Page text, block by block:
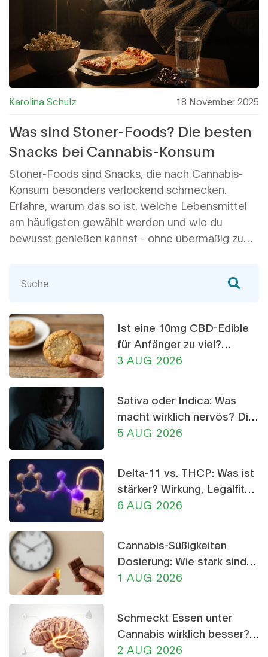
Karolina Schulz 18 November 2025
Was sind Stoner-Foods? Die besten
Snacks bei Cannabis-Konsum
Stoner-Foods sind Snacks, die nach Cannabis-
Konsum besonders verlockend schmecken.
Erfahre, warum das so ist, welche Lebensmittel
am häufigsten gewählt werden und wie du
bewusst genießen kannst - ohne übermäßig zu
Ist eine 10mg CBD-Edible
für Anfänger zu viel?
Dosierungs-Ratgeber
3 AUG 2026
Sativa oder Indica: Was
macht wirklich nervös? Die
Wahrheit über CBD-
5 AUG 2026
Delta-11 vs. THCP: Was ist
stärker? Wirkung, Legalfität
und Risiken im Vergleich
6 AUG 2026
Cannabis-Süßigkeiten
Dosierung: Wie stark sind
THC-Gummis und
1 AUG 2026
Schmeckt Essen unter
Cannabis wirklich besser?
Die Wissenschaft dahinter
2 AUG 2026